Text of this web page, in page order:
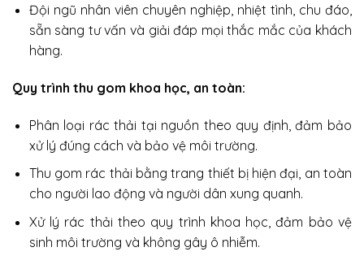
Đội ngũ nhân viên chuyên nghiệp, nhiệt tình, chu đáo,
sẵn sàng tư vấn và giải đáp mọi thắc mắc của khách
hàng.
Quy trình thu gom khoa học, an toàn:
Phân loại rác thải tại nguồn theo quy định, đảm bảo
xử lý đúng cách và bảo vệ môi trường.
Thu gom rác thải bằng trang thiết bị hiện đại, an toàn
cho người lao động và người dân xung quanh.
Xử lý rác thải theo quy trình khoa học, đảm bảo vệ
sinh môi trường và không gây ô nhiễm.